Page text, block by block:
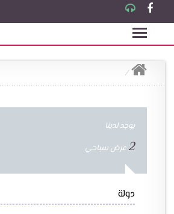
يوجد لدينا
2 عرض سياحي
دولة